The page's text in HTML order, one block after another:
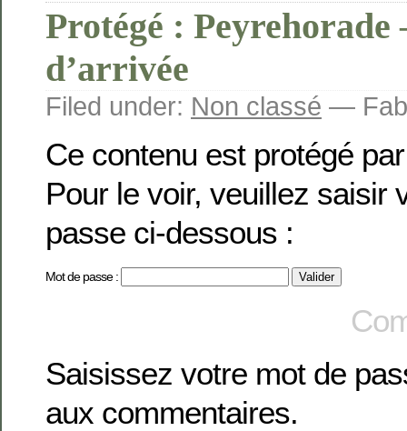
Protégé : Peyrehorade
d’arrivée
Filed under: Non classé —
Ce contenu est protégé
Pour le voir, veuillez saisir
passe ci-dessous :
Mot de passe :
Saisissez votre mot de
aux commentaires.